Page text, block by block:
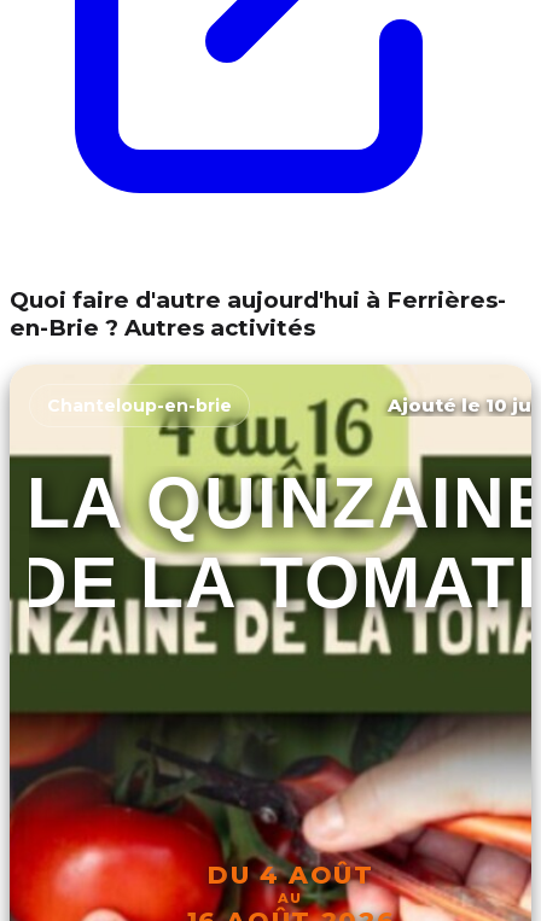
Quoi faire d'autre aujourd'hui à Ferrières-
en-Brie ? Autres activités
Chanteloup-en-brie Ajouté le 10
LA
DE LA
DU 4 AOÛT
AU